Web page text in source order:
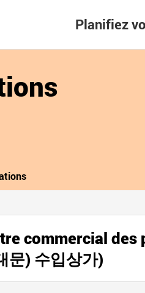
Planifiez
commercial des
문) 수입상가)